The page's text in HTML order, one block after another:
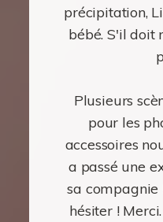
précipitation,
bébé. S'il doit
Plusieurs
pour les
accessoires
a passé une
sa compagnie
hésiter !